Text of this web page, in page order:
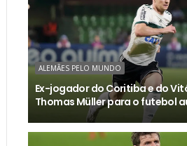
ALEMÃES PELO MUNDO
Ex-jogador do Coritiba e do
Thomas Müller para o futebol